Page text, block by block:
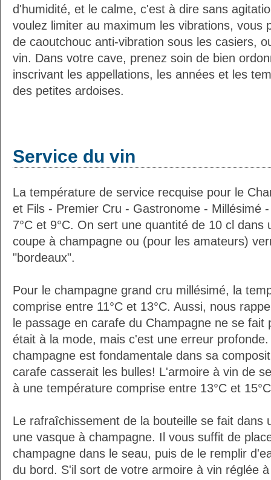
d'humidité, et le calme, c'est à dire sans
voulez limiter au maximum les vibrations, vous
de caoutchouc anti-vibration sous les casiers,
vin. Dans votre cave, prenez soin de bien
inscrivant les appellations, les années et les
des petites ardoises.
Service du vin
La température de service recquise pour le
et Fils - Premier Cru - Gastronome - Millésimé
7°C et 9°C. On sert une quantité de 10 cl dans
coupe à champagne ou (pour les amateurs)
"bordeaux".
Pour le champagne grand cru millésimé, la
comprise entre 11°C et 13°C. Aussi, nous
le passage en carafe du Champagne ne se
était à la mode, mais c'est une erreur
champagne est fondamentale dans sa
carafe casserait les bulles! L'armoire à vin de
à une température comprise entre 13°C et
Le rafraîchissement de la bouteille se fait dans
une vasque à champagne. Il vous suffit de
champagne dans le seau, puis de le remplir
du bord. S'il sort de votre armoire à vin réglée